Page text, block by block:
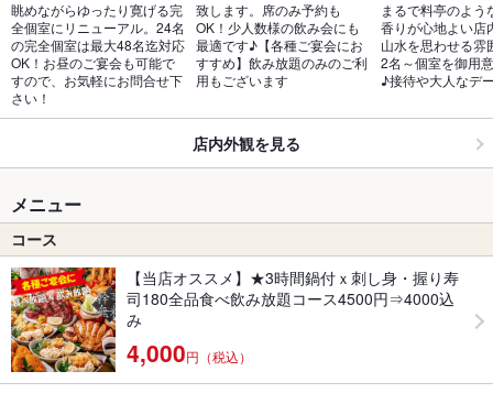
眺めながらゆったり寛げる完
全個室にリニューアル。24名
の完全個室は最大48名迄対応
OK！お昼のご宴会も可能で
すので、お気軽にお問合せ下
さい！
致します。席のみ予約も
OK！少人数様の飲み会にも
最適です♪【各種ご宴会にお
すすめ】飲み放題のみのご利
用もございます
まるで料亭のよう
香りが心地よい店
山水を思わせる雰
2名～個室を御用
♪接待や大人なデ
店内外観を見る
メニュー
コース
【当店オススメ】★3時間鍋付ｘ刺し身・握り寿
司180全品食べ飲み放題コース4500円⇒4000込
み
4,000円（税込）